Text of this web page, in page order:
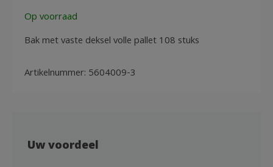
Op voorraad
Bak met vaste deksel volle pallet 108 stuks
Artikelnummer: 5604009-3
Uw voordeel